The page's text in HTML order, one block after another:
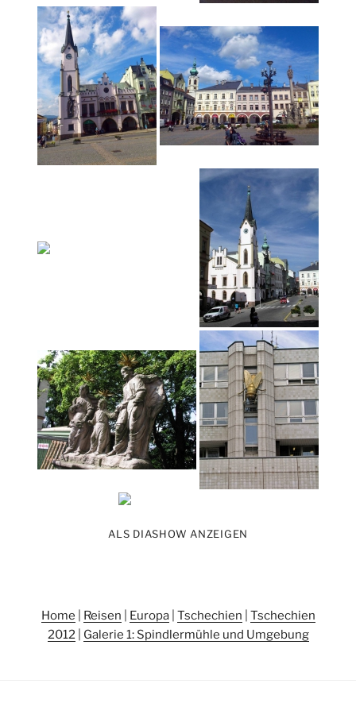
ALS DIASHOW ANZEIGEN
Home Reisen Europa| Tschechien
Tschechien
2012| Galerie 1: Spindlermühle und Umgebung